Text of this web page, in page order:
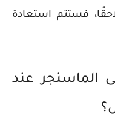
فستتم استعادة
الماسنجر عند